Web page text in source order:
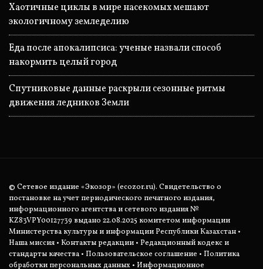
Хаотичные циклы в мире насекомых мешают
экологичному земледелию
Еда после апокалипсиса: ученые назвали способ
накормить целый город
Спутниковые данные раскрыли сезонные ритмы
движения ледников Земли
© Сетевое издание «Экозор» (ecozor.ru). Свидетельство о
постановке на учет периодического печатного издания,
информационного агентства и сетевого издания №
KZ83VPY00127739 выдано 22.08.2025 комитетом информации
Министерства культуры и информации Республики Казахстан •
Наша миссия • Контакты редакции • Редакционный кодекс и
стандарты качества • Пользовательское соглашение • Политика
обработки персональных данных • Информационное